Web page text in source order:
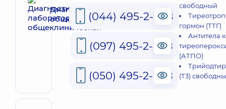
Диагностика лабораторная
общеклиническая
свободный
гормон (ТТГ)
Антитела к
(АТПО)
(Т3)
(044) 495-2-888
(097) 495-2-888
(050) 495-2-888